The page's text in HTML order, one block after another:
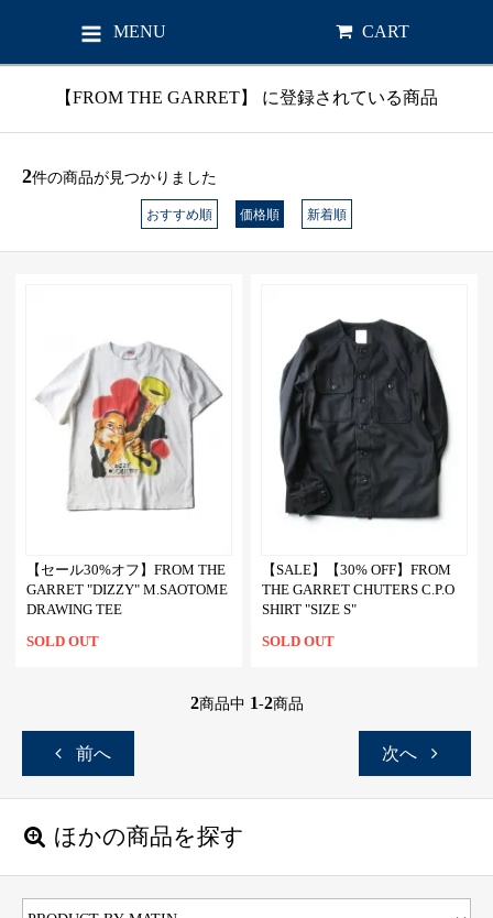
MENU CART
【FROM THE GARRET】 に登録されている商品
2件の商品が見つかりました
おすすめ順 価格順 新着順
【セール30%オフ】FROM THE
GARRET "DIZZY" M.SAOTOME
DRAWING TEE
SOLD OUT
【SALE】【30% OFF】FROM
THE GARRET CHUTERS C.P.O
SHIRT "SIZE S"
SOLD OUT
2商品中 1-2商品
前へ 次へ
ほかの商品を探す